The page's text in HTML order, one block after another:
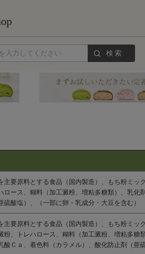
検索
主要原料とする食品（国内製造）、もち粉ミッ
ロース、糊料（加工澱粉、増粘多糖類）、乳
硫酸塩）、（一部に卵・乳成分・大豆を含む）
主要原料とする食品（国内製造）、もち粉ミッ
粉、トレハロース、糊料（加工澱粉、増粘多
酸Ｃａ、着色料（カラメル）、酸化防止剤（亜